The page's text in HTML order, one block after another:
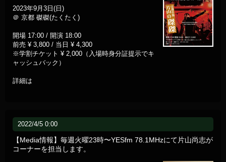
2023年9月3日(日)
＠ 京都 磔磔(たくたく)
開場 17:00 / 開演 18:00
前売 ¥ 3,800 / 当日 ¥ 4,300
※学割チケット ¥ 2,000（入場時身分証提示でキ
ャッシュバック）
詳細は
2022/4/5 0:00
【Media情報】毎週火曜23時〜YESfm 78.1MHzにて片山尚志が
コーナーを担当します。